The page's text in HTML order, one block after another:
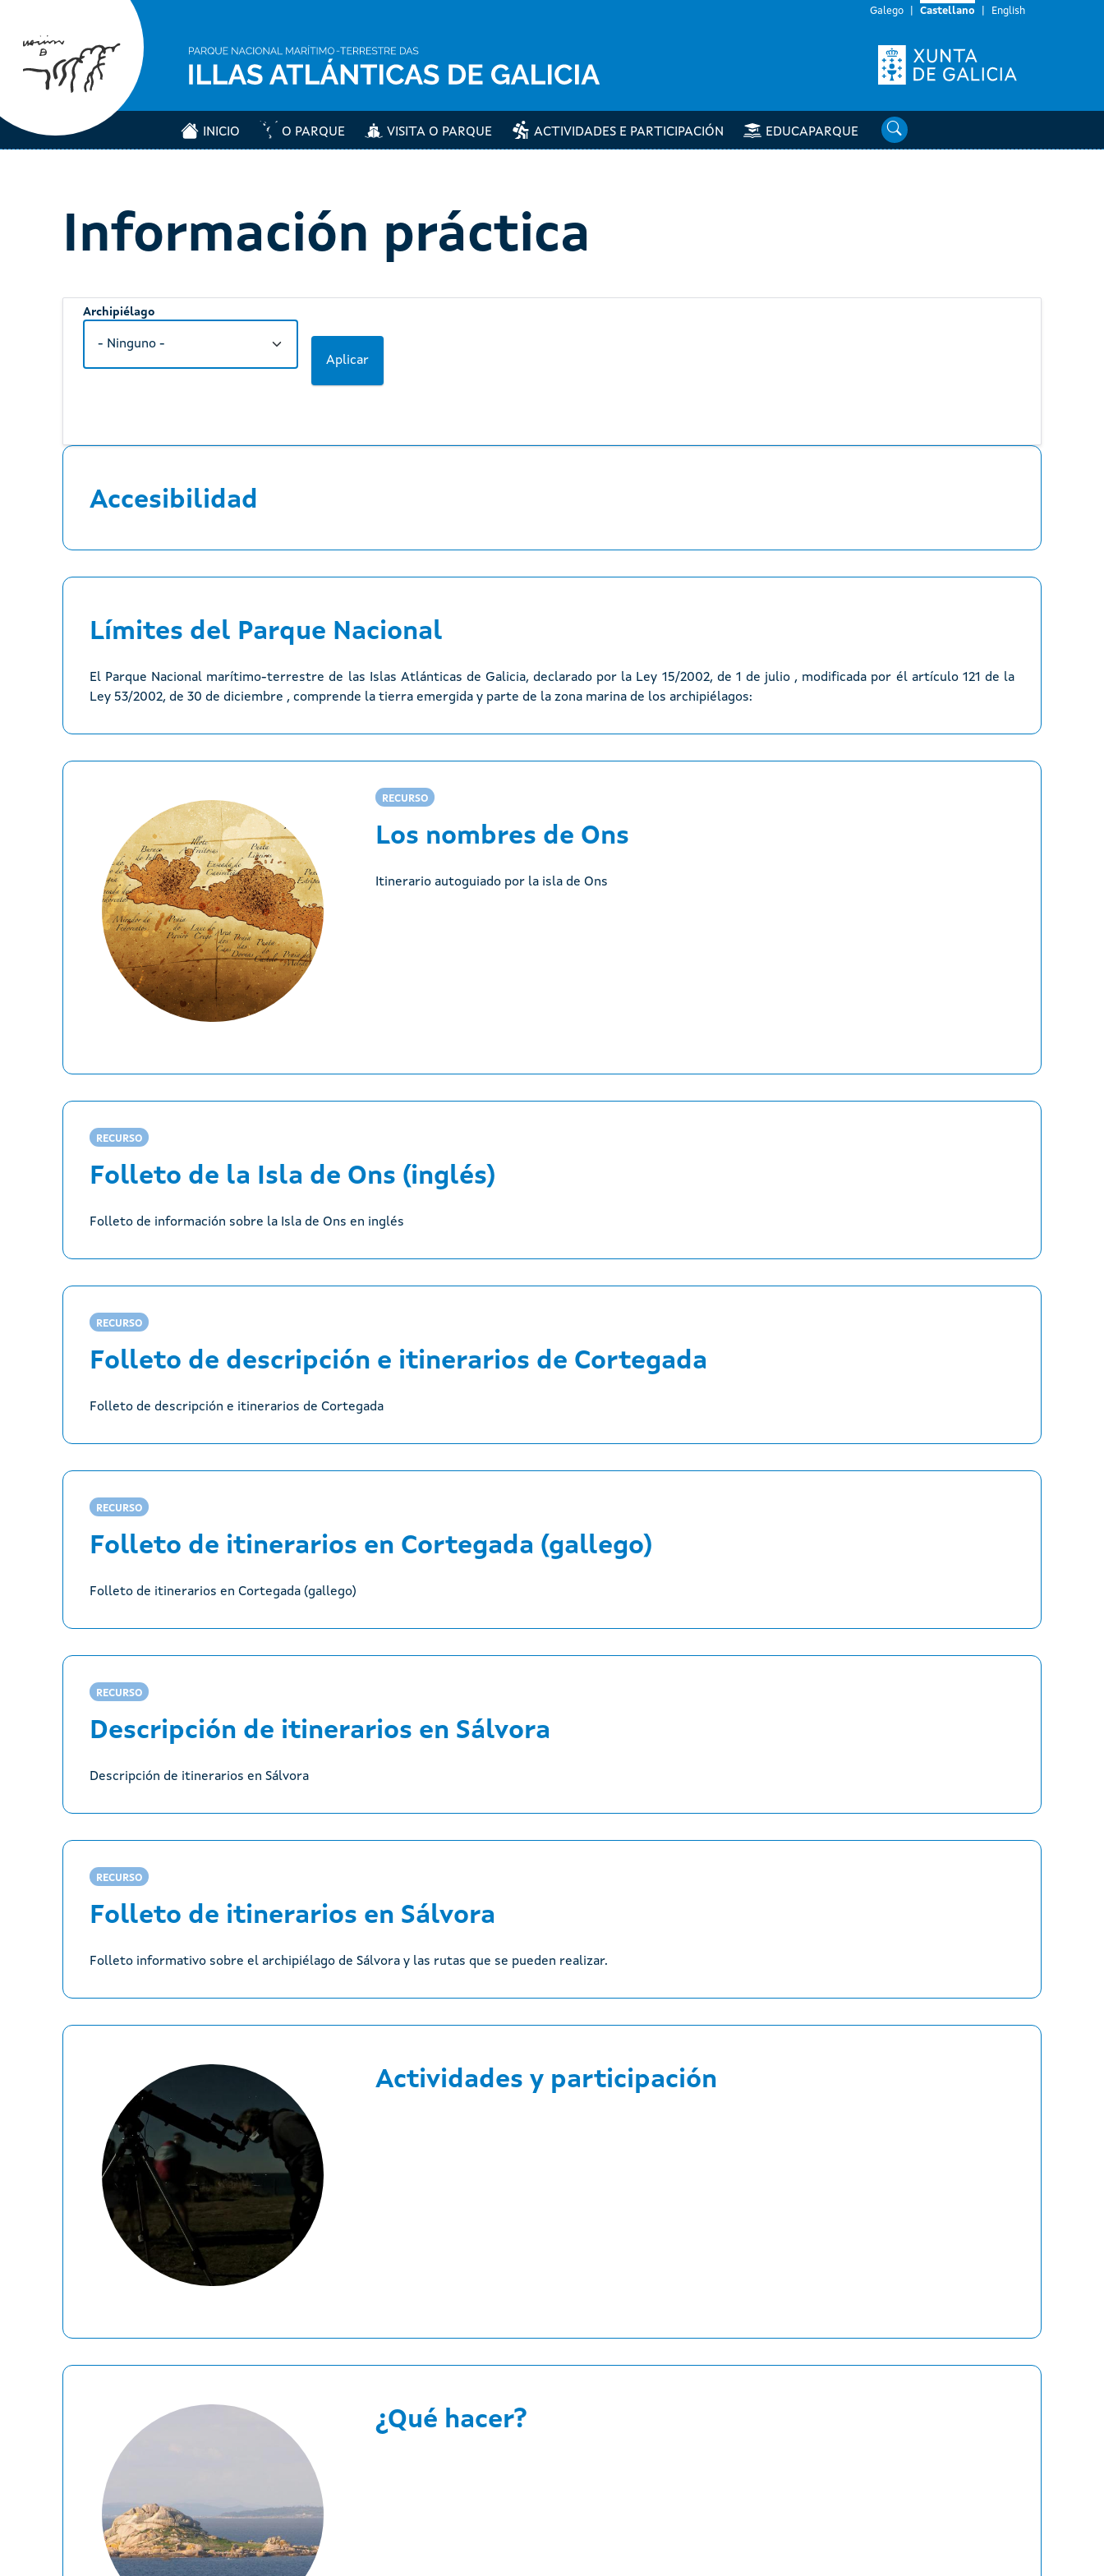
Galego Castellano English
INICIO O PARQUE VISITA O PARQUE ACTIVIDADES E PARTICIPACIÓN EDUCAPARQUE Buscar
Información práctica
Archipiélago
Accesibilidad
Límites del Parque Nacional
El Parque Nacional marítimo-terrestre de las Islas Atlánticas de Galicia, declarado por la Ley 15/2002, de 1 de julio , modificada por él artículo 121 de la
Ley 53/2002, de 30 de diciembre , comprende la tierra emergida y parte de la zona marina de los archipiélagos:
RECURSO
Los nombres de Ons
Itinerario autoguiado por la isla de Ons
RECURSO
Folleto de la Isla de Ons (inglés)
Folleto de información sobre la Isla de Ons en inglés
RECURSO
Folleto de descripción e itinerarios de Cortegada
Folleto de descripción e itinerarios de Cortegada
RECURSO
Folleto de itinerarios en Cortegada (gallego)
Folleto de itinerarios en Cortegada (gallego)
RECURSO
Descripción de itinerarios en Sálvora
Descripción de itinerarios en Sálvora
RECURSO
Folleto de itinerarios en Sálvora
Folleto informativo sobre el archipiélago de Sálvora y las rutas que se pueden realizar.
Actividades y participación
¿Qué hacer?